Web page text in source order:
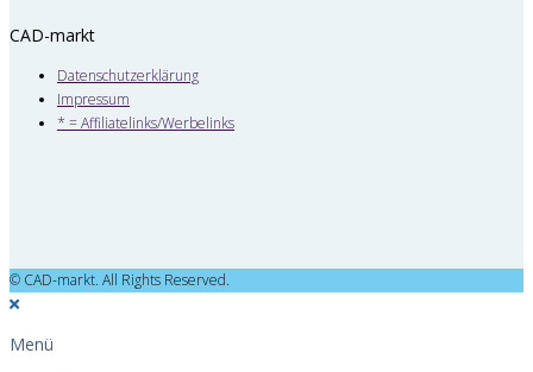
CAD-markt
Datenschutzerklärung
Impressum
* = Affiliatelinks/Werbelinks
© CAD-markt. All Rights Reserved.
Menü